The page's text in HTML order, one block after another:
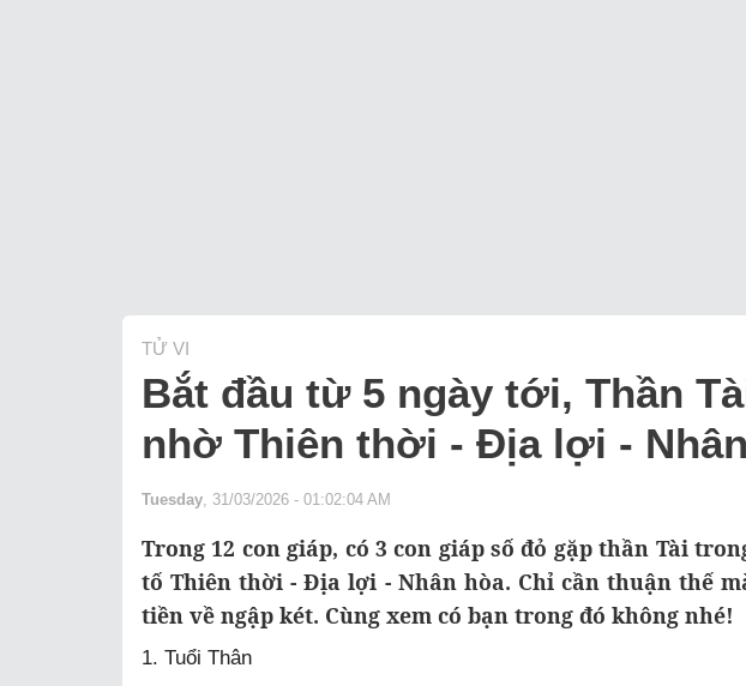
TỬ VI
Bắt đầu từ 5 ngày tới, Thần
nhờ Thiên thời - Địa lợi -
Tuesday , 31/03/2026 - 01:02:04 AM
Trong 12 con giáp, có 3 con giáp số đỏ gặp thần Tài
tố Thiên thời - Địa lợi - Nhân hòa. Chỉ cần thuận thế
tiền về ngập két. Cùng xem có bạn trong đó không nhé!
1. Tuổi Thân